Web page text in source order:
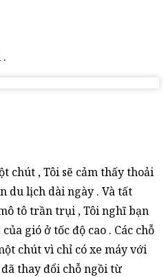
chút , Tôi sẽ cảm thấy thoải
du lịch dài ngày . Và tất
tô trần trụi , Tôi nghĩ bạn
gió ở tốc độ cao . Các chỗ
chút vì chỉ có xe máy với
thay đổi chỗ ngồi từ